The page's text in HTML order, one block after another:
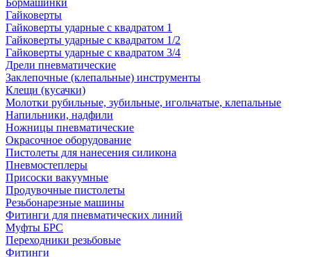
Бормашинки
Гайковерты
Гайковерты ударные с квадратом 1
Гайковерты ударные с квадратом 1/2
Гайковерты ударные с квадратом 3/4
Дрели пневматические
Заклепочные (клепальные) инструменты
Клещи (кусачки)
Молотки рубильные, зубильные, игольчатые, клепальные
Напильники, надфили
Ножницы пневматические
Окрасочное оборудование
Пистолеты для нанесения силикона
Пневмостеплеры
Присоски вакуумные
Продувочные пистолеты
Резьбонарезные машины
Фитинги для пневматических линий
Муфты БРС
Переходники резьбовые
Фитинги